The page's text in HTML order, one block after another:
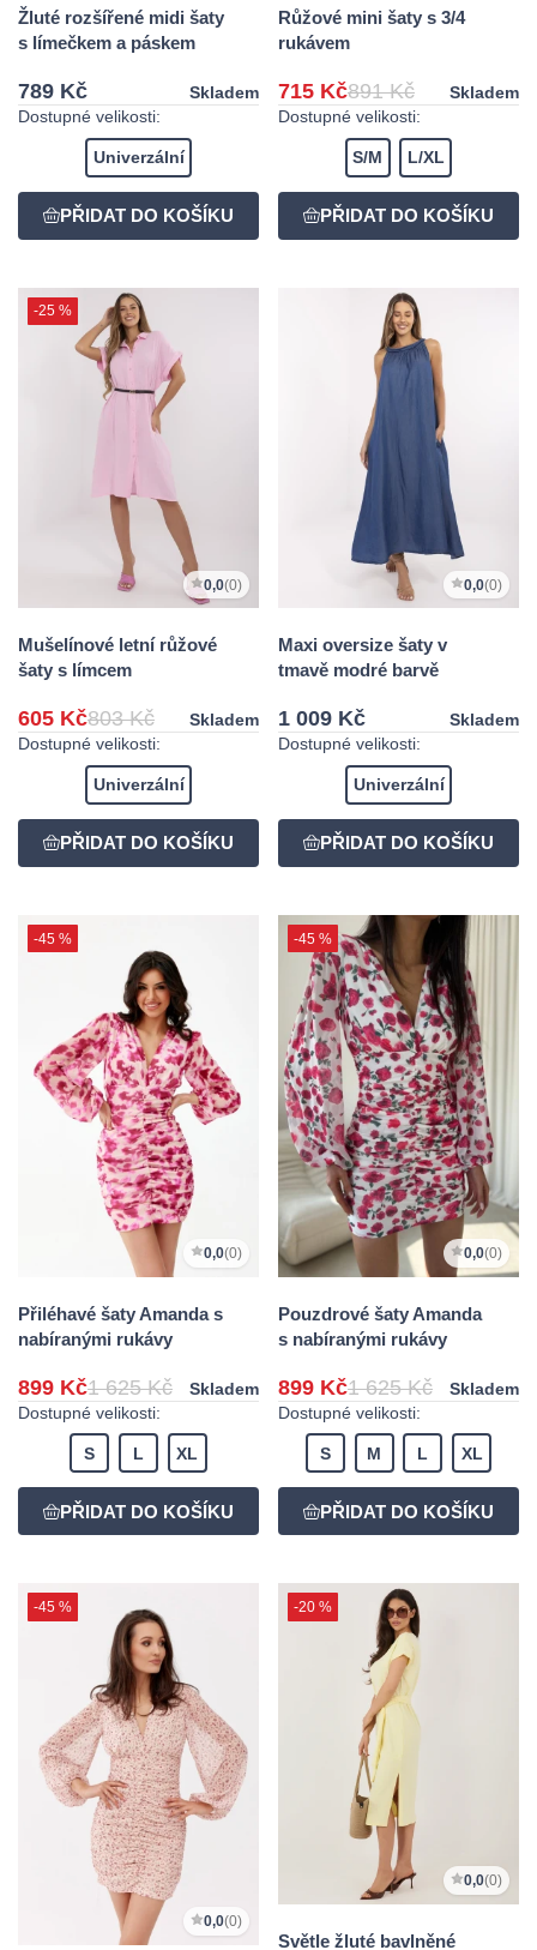
Žluté rozšířené midi šaty
s límečkem a páskem
789 Kč
Skladem
Dostupné velikosti:
Univerzální
Růžové mini šaty s 3/4
rukávem
715 Kč891 Kč
Skladem
Dostupné velikosti:
S/M L/XL
-25 %
0,0(0)
Mušelínové letní růžové
šaty s límcem
605 Kč803 Kč
Skladem
Dostupné velikosti:
Univerzální
0,0(0)
Maxi oversize šaty v
tmavě modré barvě
1 009 Kč
Skladem
Dostupné velikosti:
Univerzální
-45 %
0,0(0)
Přiléhavé šaty Amanda s
nabíranými rukávy
899 Kč1 625 Kč
Skladem
Dostupné velikosti:
S L XL
-45 %
0,0(0)
Pouzdrové šaty Amanda
s nabíranými rukávy
899 Kč1 625 Kč
Skladem
Dostupné velikosti:
S M L XL
-45 %
0,0(0)
-20 %
0,0(0)
Světle žluté bavlněné